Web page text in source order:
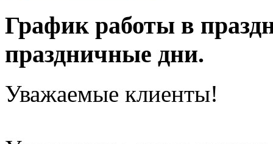
График работы в
праздничные дни.
Уважаемые клиенты!